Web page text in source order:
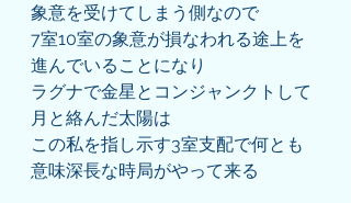
象意を受けてしまう側なので
7室10室の象意が損なわれる途上を
進んでいることになり
ラグナで金星とコンジャンクトして
月と絡んだ太陽は
この私を指し示す3室支配で何とも
意味深長な時局がやって来る